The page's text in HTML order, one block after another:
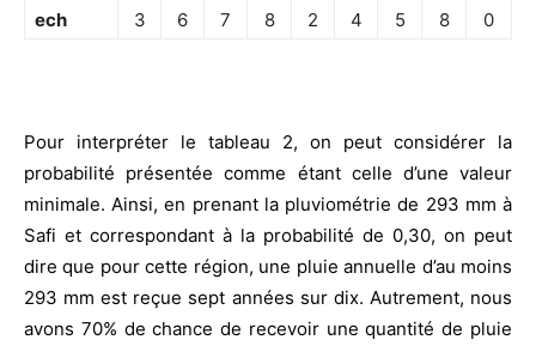
ech
3
6
7
8
2
4
5
8
0
Pour interpréter le tableau 2, on peut considérer la
probabilité présentée comme étant celle d’une valeur
minimale. Ainsi, en prenant la pluviométrie de 293 mm à
Safi et correspondant à la probabilité de 0,30, on peut
dire que pour cette région, une pluie annuelle d’au moins
293 mm est reçue sept années sur dix. Autrement, nous
avons 70% de chance de recevoir une quantité de pluie